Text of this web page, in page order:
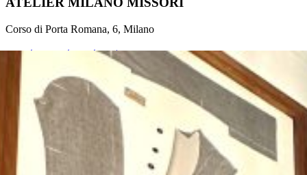
Corso di Porta Romana, 6, Milano
prenota appuntamento